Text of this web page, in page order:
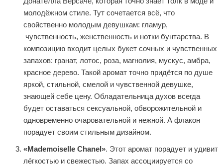
молодёжном стиле. Тут сочетается всё, что
свойственно молодым девушкам: гламур,
чувственность, женственность и нотки бунтарства. В
композицию входит целых букет сочных и чувственных
запахов: гранат, лотос, роза, магнолия, мускус, амбра,
красное дерево. Такой аромат точно придётся по душе
яркой, стильной, смелой и чувственной девушке,
знающей себе цену. Обладательница духов всегда
будет оставаться сексуальной, обворожительной и
одновременно очаровательной и нежной. А флакон
порадует своим стильным дизайном.
«Mademoiselle Chanel». Этот аромат порадует и удивит
лёгкостью и свежестью. Запах ассоциируется со